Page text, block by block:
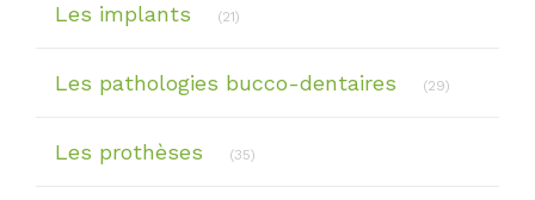
Les implants (21)
Les pathologies bucco-dentaires (29)
Les prothèses (35)